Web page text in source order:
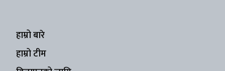
हाम्रो बारे
हाम्रो टीम